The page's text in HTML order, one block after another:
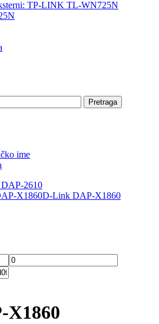
Pretraga
ime
2610
D-Link DAP-X1860